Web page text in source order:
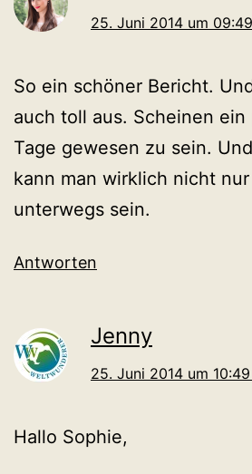
25. Juni 2014 um
So ein schöner Bericht.
auch toll aus. Scheinen ein
Tage gewesen zu sein.
kann man wirklich nicht
unterwegs sein.
Antworten
Jenny
25. Juni 2014 um
Hallo Sophie,